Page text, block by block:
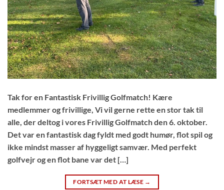
Tak for en Fantastisk Frivillig Golfmatch! Kære
medlemmer og frivillige, Vi vil gerne rette en stor tak til
alle, der deltog i vores Frivillig Golfmatch den 6. oktober.
Det var en fantastisk dag fyldt med godt humør, flot spil og
ikke mindst masser af hyggeligt samvær. Med perfekt
golfvejr og en flot bane var det […]
FORTSÆT MED AT LÆSE →